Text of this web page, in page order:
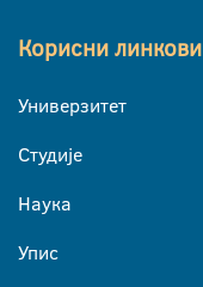
Корисни линкови
Универзитет
Студије
Наука
Упис